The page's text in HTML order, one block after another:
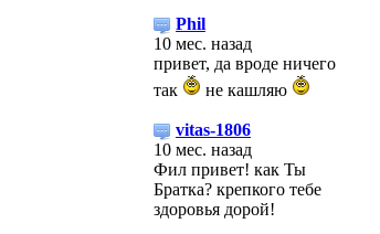
Phil
10 мес. назад
привет, да вроде ничего
так
не кашляю
vitas-1806
10 мес. назад
Фил привет! как Ты
Братка? крепкого тебе
здоровья дорой!